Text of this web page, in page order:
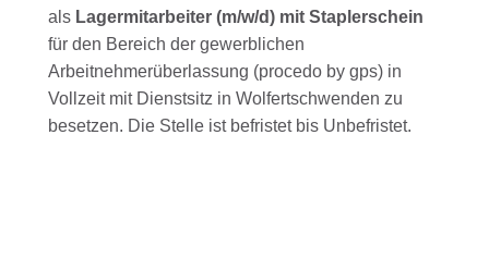
als Lagermitarbeiter (m/w/d) mit Staplerschein
für den Bereich der gewerblichen
Arbeitnehmerüberlassung (procedo by gps) in
Vollzeit mit Dienstsitz in Wolfertschwenden zu
besetzen. Die Stelle ist befristet bis Unbefristet.